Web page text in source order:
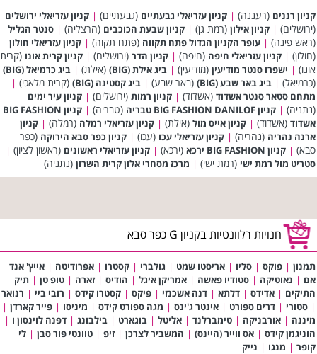
קניון רננים (רעננה) | קניון עזריאלי גבעתיים (גבעתיים) | קניון עזריאלי ירושלים
(ירושלים) | קניון אילון (רמת גן) | קניון שבעת הכוכבים (הרצליה) | סנטר הגליל
(ראש פינה) | עופר הקניון הגדול פתח תקווה (פתח תקוה) | קניון עזריאלי חולון
(חולון) | קניון עזריאלי חיפה (חיפה) | קניון הדר (ירושלים) | קניון קרית אונו (קרית
אונו) | ישפרו סנטר מודיעין (מודיעין) | ביג אילת (BIG) (אילת) | ביג כרמיאל (BIG)
(כרמיאל) | ביג באר שבע (BIG) (באר שבע) | ביג קסטינה (BIG) (קרית מלאכי) |
מתחם סטאר סנטר אשדוד (אשדוד) | קניון רמות (ירושלים) | קניון עיר ימים
(נתניה) | קניון BIG FASHION DANILOF טבריה (טבריה) |
קניון BIG FASHION
אשדוד (אשדוד) | קניון אייס מול (אילת) | קניון עזריאלי רמלה (רמלה) | קניון
ארנה נהריה (נהריה) | קניון עזריאלי עכו (עכו) | קניון כפר סבא הירוקה (כפר
סבא) | קניון BIG FASHION ירכא (ירכא) | קניון עזריאלי ראשונים (ראשון לציון) |
סטריט מול רמת ישי (רמת ישי) | מרכז מסחרי אלון קרית השרון (נתניה)
חנויות רלוונטיות בקניון G כפר סבא
תמנון | פוקס | סליו | אריסטו שמט | גולברי | קסטרו | אפרודיטה | אייץ' אנד
אם | נאוטיקה | סטודיו פאשה | אמריקן איגל | הודיס | זארה | טופ טן | תיק
התיקים | אדידס | דלתא | דנה אשכנזי | פיקס | קסטרו קידס | רובי ביי | רנואר
| סטורי | דרים ספורט | אינטר ג'ינס | מגה ספורט קידס | מיניסו | פייר קארדן |
מיננה | אורבניקה | טימברלנד | אליטל | בוגארט | בילבונג | דפנה לוינסון ו |
הוניגמן קידס | אס ווייר (היינס) | המשביר לצרכן | זיפ | טוונטי פור סבן | לי
קופר | מנגו | נייק